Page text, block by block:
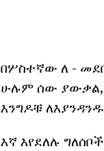
በሦስተኛው ለ -
ሁሉም ሰው ያውቃል,
እንግዶቹ
እኛ እየደለሉ